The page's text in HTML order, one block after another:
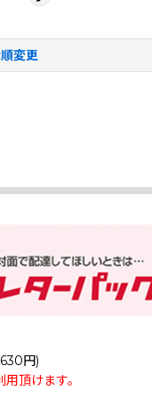
変更
円)
頂けます。